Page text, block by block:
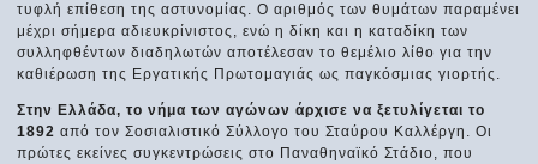
τυφλή επίθεση της αστυνομίας. Ο αριθμός των θυμάτων παραμένει
μέχρι σήμερα αδιευκρίνιστος, ενώ η δίκη και η καταδίκη των
συλληφθέντων διαδηλωτών αποτέλεσαν το θεμέλιο λίθο για την
καθιέρωση της Εργατικής Πρωτομαγιάς ως παγκόσμιας γιορτής.
Στην Ελλάδα, το νήμα των αγώνων άρχισε να ξετυλίγεται το
1892 από τον Σοσιαλιστικό Σύλλογο του Σταύρου Καλλέργη. Οι
πρώτες εκείνες συγκεντρώσεις στο Παναθηναϊκό Στάδιο, που